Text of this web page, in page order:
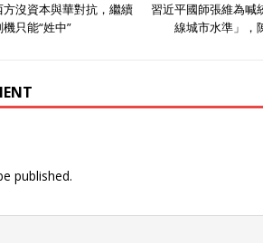
沒資本與華對抗，繼續
只能“姓中”
習近平國師張維為喊
線城市水準」，
published.